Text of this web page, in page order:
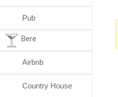
Pub
Bere
Airbnb
Country House